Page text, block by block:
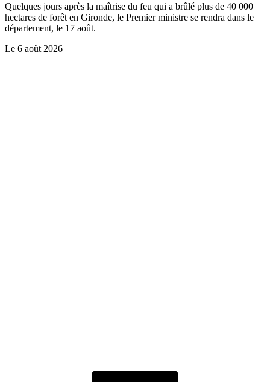
Quelques jours après la maîtrise du feu qui a brûlé plus de 40 000
hectares de forêt en Gironde, le Premier ministre se rendra dans le
département, le 17 août.
Le 6 août 2026